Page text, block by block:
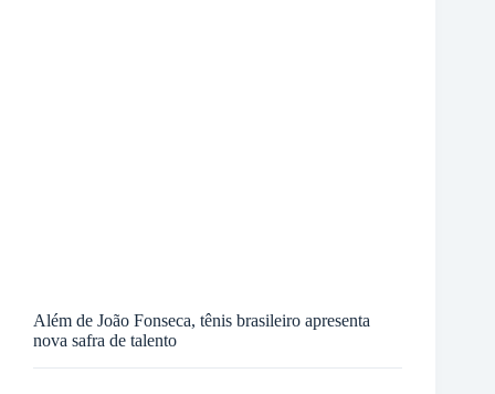
Além de João Fonseca, tênis brasileiro apresenta
nova safra de talento